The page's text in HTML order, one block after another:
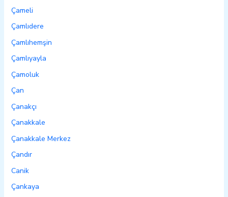
Çameli
Çamlıdere
Çamlıhemşin
Çamlıyayla
Çamoluk
Çan
Çanakçı
Çanakkale
Çanakkale Merkez
Çandır
Canik
Çankaya